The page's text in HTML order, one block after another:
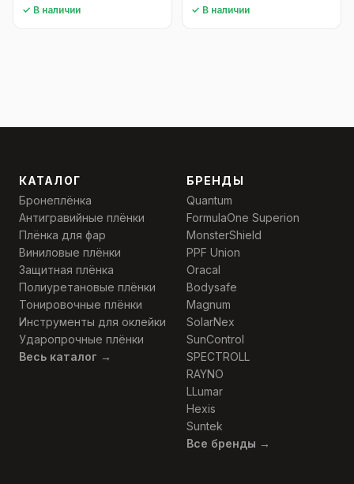
✓ В наличии ✓ В наличии
КАТАЛОГ
Бронеплёнка
Антигравийные плёнки
Плёнка для фар
Виниловые плёнки
Защитная плёнка
Полиуретановые плёнки
Тонировочные плёнки
Инструменты для оклейки
Ударопрочные плёнки
Весь каталог →
БРЕНДЫ
Quantum
FormulaOne Superion
MonsterShield
PPF Union
Oracal
Bodysafe
Magnum
SolarNex
SunControl
SPECTROLL
RAYNO
LLumar
Hexis
Suntek
Все бренды →